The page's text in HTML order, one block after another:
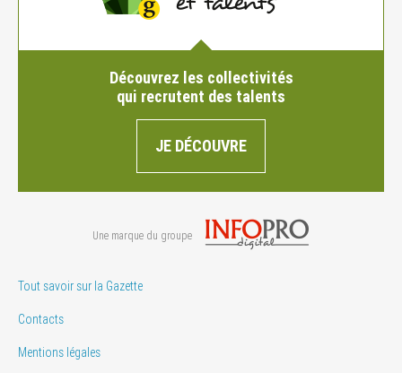
Découvrez les collectivités
qui recrutent des talents
JE DÉCOUVRE
Une marque du groupe
Tout savoir sur la Gazette
Contacts
Mentions légales